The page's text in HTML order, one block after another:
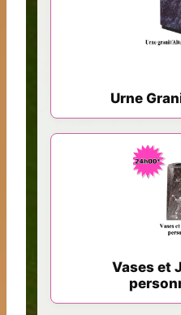
Urne
Vases et